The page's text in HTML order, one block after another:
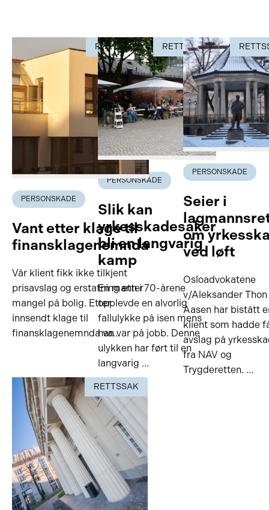
RETTSSAK
PERSONSKADE
Vant etter klage til
finansklagenemnda
Vår klient fikk ikke tilkjent
prisavslag og erstatning etter
mangel på bolig. Etter
innsendt klage til
finansklagenemnda va…
RETTSSAK
PERSONSKADE
Slik kan
yrkesskadesaker
bli en langvarig
kamp
En mann i 70-årene
opplevde en alvorlig
fallulykke på isen mens
han var på jobb. Denne
ulykken har ført til en
langvarig …
PERSONSKADE
Seier i
om
ved løft
Osloadvokatene
v/Aleksander Thon
Aasen har bistått
klient som hadde
avslag på
fra NAV og
Trygderetten. …
RETTSSAK